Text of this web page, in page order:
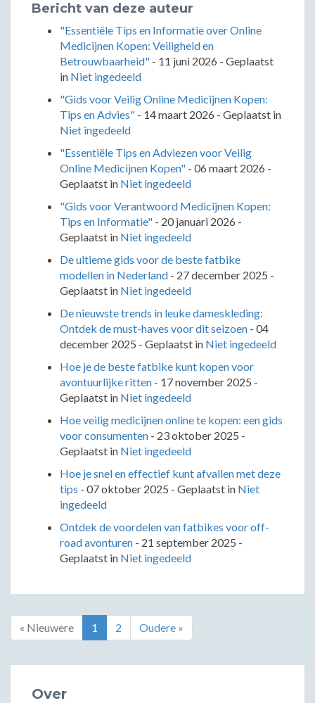
Bericht van deze auteur
"Essentiële Tips en Informatie over Online
Medicijnen Kopen: Veiligheid en
Betrouwbaarheid" - 11 juni 2026 - Geplaatst
in Niet ingedeeld
"Gids voor Veilig Online Medicijnen Kopen:
Tips en Advies" - 14 maart 2026 - Geplaatst in
Niet ingedeeld
"Essentiële Tips en Adviezen voor Veilig
Online Medicijnen Kopen" - 06 maart 2026 -
Geplaatst in Niet ingedeeld
"Gids voor Verantwoord Medicijnen Kopen:
Tips en Informatie" - 20 januari 2026 -
Geplaatst in Niet ingedeeld
De ultieme gids voor de beste fatbike
modellen in Nederland - 27 december 2025 -
Geplaatst in Niet ingedeeld
De nieuwste trends in leuke dameskleding:
Ontdek de must-haves voor dit seizoen - 04
december 2025 - Geplaatst in Niet ingedeeld
Hoe je de beste fatbike kunt kopen voor
avontuurlijke ritten - 17 november 2025 -
Geplaatst in Niet ingedeeld
Hoe veilig medicijnen online te kopen: een gids
voor consumenten - 23 oktober 2025 -
Geplaatst in Niet ingedeeld
Hoe je snel en effectief kunt afvallen met deze
tips - 07 oktober 2025 - Geplaatst in Niet
ingedeeld
Ontdek de voordelen van fatbikes voor off-
road avonturen - 21 september 2025 -
Geplaatst in Niet ingedeeld
« Nieuwere 1 2 Oudere »
Over